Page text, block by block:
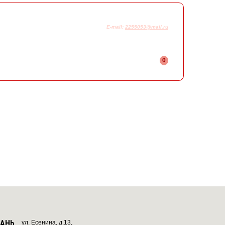
E-mail: 2255053@mail.ru
0
ул. Есенина, д.13,